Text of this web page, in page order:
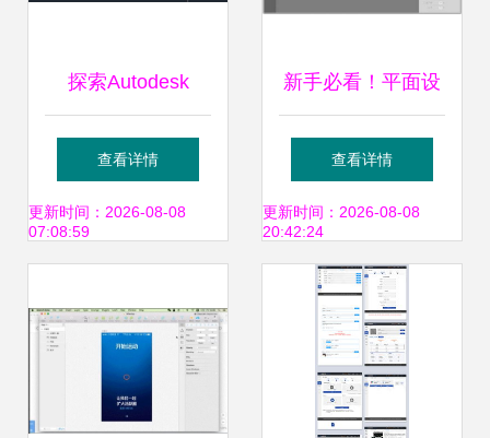
探索Autodesk
Inventor 专业机械
设计软件的3D
查看详情
更新时间：2026-08-08
07:08:59
新手必看！平面设
计软件推荐 这些工
具助你轻松开启设
计之路
查看详情
更新时间：2026-08-08
20:42:24